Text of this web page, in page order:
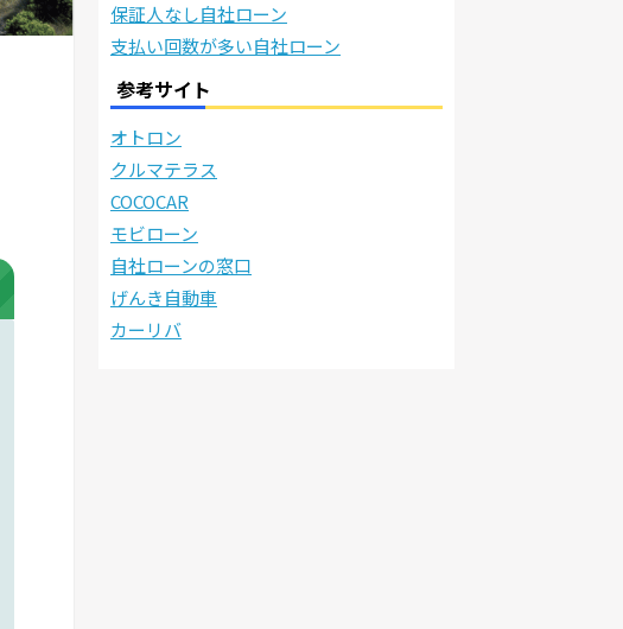
保証人なし自社ローン
支払い回数が多い自社ローン
参考サイト
オトロン
クルマテラス
COCOCAR
モビローン
自社ローンの窓口
げんき自動車
カーリバ